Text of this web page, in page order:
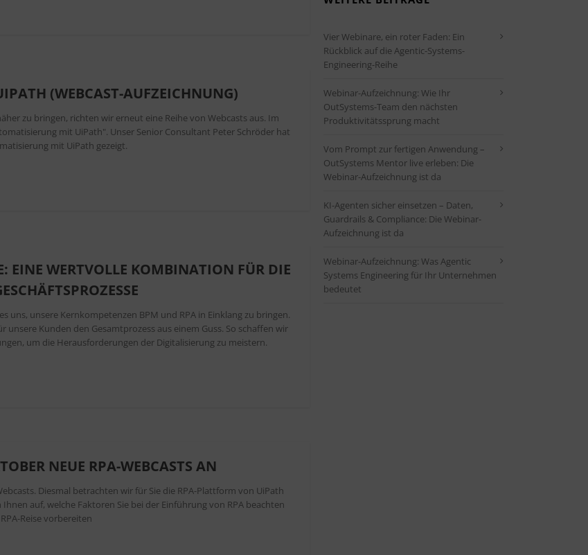
(WEBCAST-AUFZEICHNUNG)
zu bringen, richten wir erneut eine Reihe von Webcasts aus. Im
mit UiPath". Unser Senior Consultant Peter Schröder hat
mit UiPath gezeigt.
EINE WERTVOLLE KOMBINATION FÜR DIE
uns, unsere Kernkompetenzen BPM und RPA in Einklang zu bringen.
Kunden den Gesamtprozess aus einem Guss. So schaffen wir
um die Herausforderungen der Digitalisierung zu meistern.
NEUE RPA-WEBCASTS AN
Diesmal betrachten wir für Sie die RPA-Plattform von UiPath
auf, welche Faktoren Sie bei der Einführung von RPA beachten
Reise vorbereiten
Vier Webinare, ein roter Faden: Ein
Rückblick auf die Agentic-Systems-
Engineering-Reihe
Webinar-Aufzeichnung: Wie Ihr
OutSystems-Team den nächsten
Produktivitätssprung macht
Vom Prompt zur fertigen Anwendung –
OutSystems Mentor live erleben: Die
Webinar-Aufzeichnung ist da
KI-Agenten sicher einsetzen – Daten,
Guardrails & Compliance: Die Webinar-
Aufzeichnung ist da
Webinar-Aufzeichnung: Was Agentic
Systems Engineering für Ihr Unternehmen
bedeutet